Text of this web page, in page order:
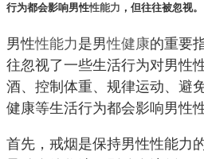
行为都会影响男性性能力 ，但往往被忽视。
男性性能力是男性健康的重要
往忽视了一些生活行为对男性
酒、控制体重、规律运动、避
健康等生活行为都会影响男性
首先，戒烟是保持男性性能力